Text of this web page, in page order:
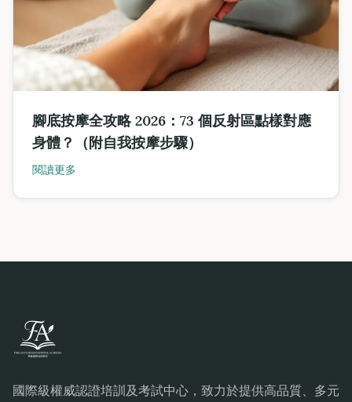
腳底按摩全攻略 2026：73 個反射區點樣對應
身體？（附自我按摩步驟）
閱讀更多
國際級權威認證培訓及考試中心，致力於提供高品質、多元